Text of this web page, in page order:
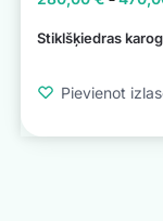
Stiklšķiedras
Pievienot